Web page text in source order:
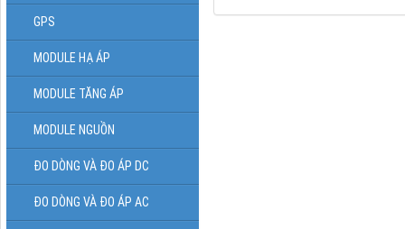
GPS
MODULE HẠ ÁP
MODULE TĂNG ÁP
MODULE NGUỒN
ĐO DÒNG VÀ ĐO ÁP DC
ĐO DÒNG VÀ ĐO ÁP AC